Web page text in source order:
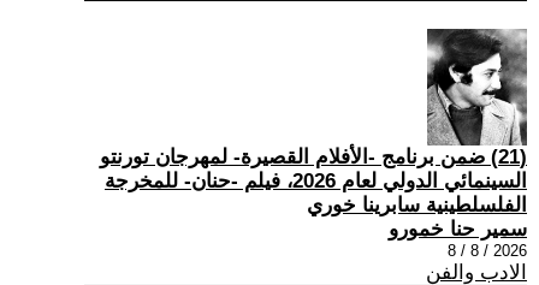
(21) ضمن برنامج -الأفلام القصيرة- لمهرجان تورنتو
السينمائي الدولي لعام 2026، فيلم -حنان- للمخرجة
الفلسلطينية سابرينا خوري
سمير حنا خمورو
2026 / 8 / 8
الادب والفن